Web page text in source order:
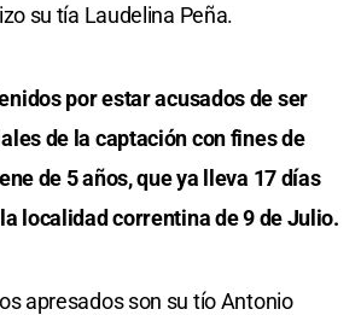
su tía Laudelina Peña.
por estar acusados de ser
de la captación con fines de
de 5 años, que ya lleva 17 días
localidad correntina de 9 de Julio.
apresados son su tío Antonio